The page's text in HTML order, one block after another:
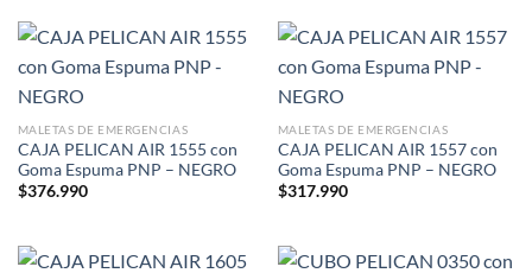
MALETAS DE EMERGENCIAS
CAJA PELICAN AIR 1555 con
Goma Espuma PNP – NEGRO
$376.990
MALETAS DE EMERGENCIAS
CAJA PELICAN AIR 1557 con
Goma Espuma PNP – NEGRO
$317.990